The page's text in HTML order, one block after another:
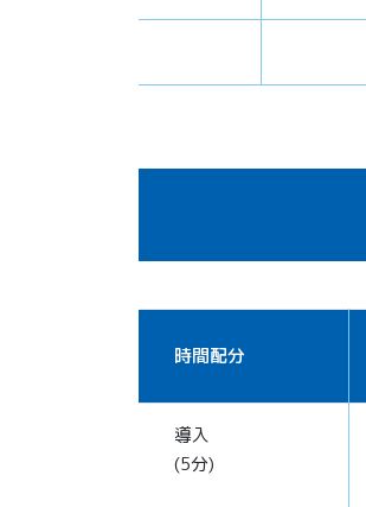
時間配分
導入
(5分)